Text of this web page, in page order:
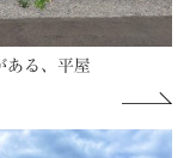
ある、平屋